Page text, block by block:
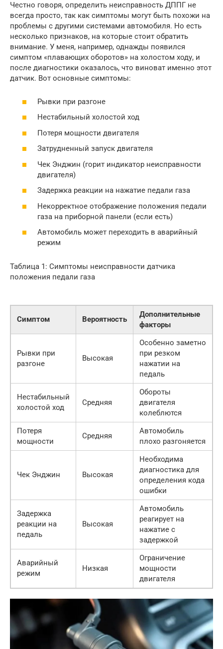
Честно говоря, определить неисправность ДППГ не
всегда просто, так как симптомы могут быть похожи на
проблемы с другими системами автомобиля. Но есть
несколько признаков, на которые стоит обратить
внимание. У меня, например, однажды появился
симптом «плавающих оборотов» на холостом ходу, и
после диагностики оказалось, что виноват именно этот
датчик. Вот основные симптомы:
Рывки при разгоне
Нестабильный холостой ход
Потеря мощности двигателя
Затрудненный запуск двигателя
Чек Энджин (горит индикатор неисправности
двигателя)
Задержка реакции на нажатие педали газа
Некорректное отображение положения педали
газа на приборной панели (если есть)
Автомобиль может переходить в аварийный
режим
Таблица 1: Симптомы неисправности датчика
положения педали газа
Симптом Вероятность
Дополнительные
факторы
Рывки при
разгоне
Высокая
Особенно заметно
при резком
нажатии на
педаль
Нестабильный
холостой ход
Средняя
Обороты
двигателя
колеблются
Потеря
мощности
Средняя
Автомобиль
плохо разгоняется
Чек Энджин Высокая
Необходима
диагностика для
определения кода
ошибки
Задержка
реакции на
педаль
Высокая
Автомобиль
реагирует на
нажатие с
задержкой
Аварийный
режим
Низкая
Ограничение
мощности
двигателя